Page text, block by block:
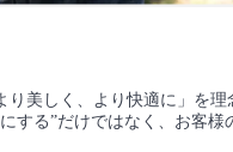
美しく、より快適に」を
する”だけではなく、お客